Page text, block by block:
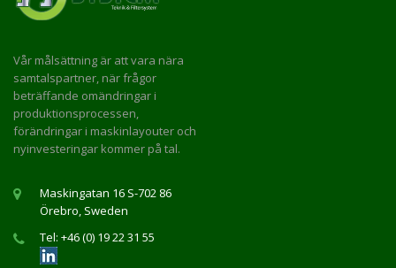
Vår målsättning är att vara nära
samtalspartner, när frågor
beträffande omändringar i
produktionsprocessen,
förändringar i maskinlayouter och
nyinvesteringar kommer på tal.
Maskingatan 16 S-702 86
Örebro, Sweden
Tel: +46 (0) 19 22 31 55